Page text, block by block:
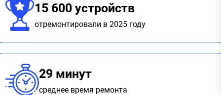
15 600 устройств
отремонтировали в 2025 году
29 минут
среднее время ремонта